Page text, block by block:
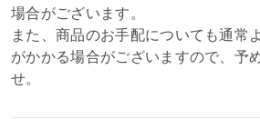
場合がございます。
また、商品のお手配についても通常
がかかる場合がございますので、予
せ。